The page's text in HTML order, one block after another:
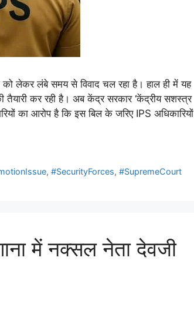
लेकर लंबे समय से विवाद चल रहा है। हाल ही में यह
तैयारी कर रही है। अब केंद्र सरकार ‘केंद्रीय सशस्त्र
का आरोप है कि इस बिल के जरिए IPS अधिकारियों
,#SecurityForces,#SupremeCourt
में नक्सल नेता देवजी